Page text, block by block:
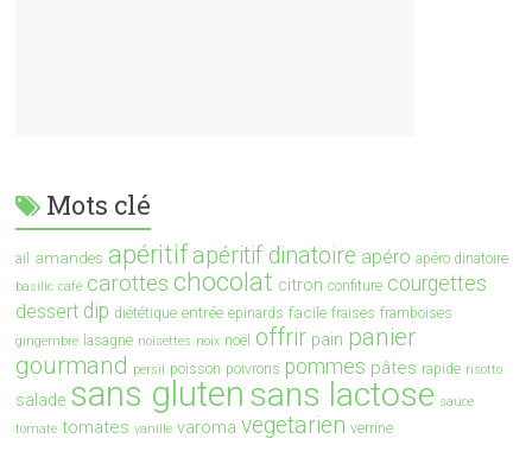
Mots clé
ail amandes apéritifapéritif dinatoire apéro apéro dinatoire
basilic café carottes chocolat citron confiture courgettes
dessert dip diététique entrée epinards facile fraises framboises
gingembre lasagne noisettes noix noël offrir pain panier
gourmand persil poisson poivrons pommes pâtes rapide risotto
salade sans gluten sans lactose sauce
tomate tomates vanille varoma vegetarien verrine